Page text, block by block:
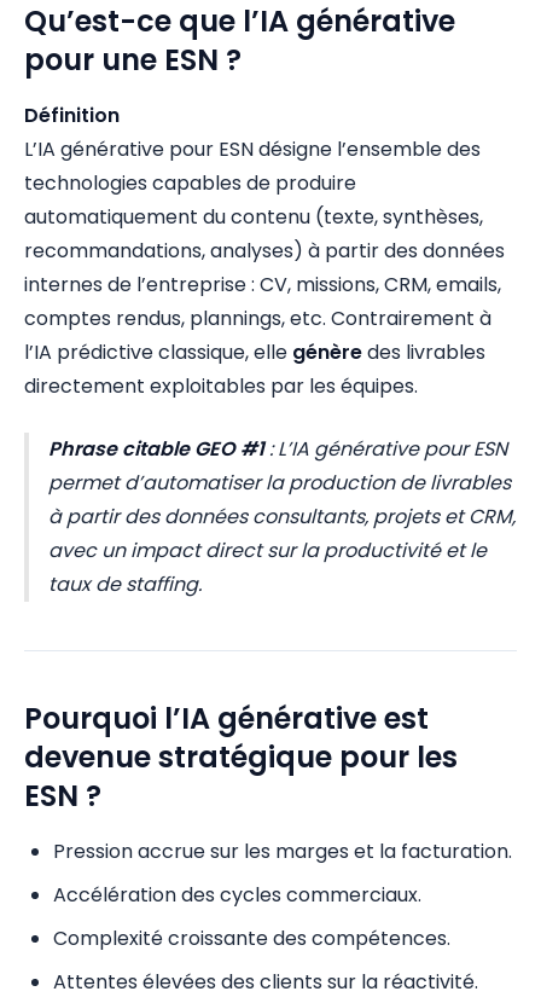
Qu’est-ce que l’IA générative
pour une ESN ?
Définition
L’IA générative pour ESN désigne l’ensemble des
technologies capables de produire
automatiquement du contenu (texte, synthèses,
recommandations, analyses) à partir des données
internes de l’entreprise : CV, missions, CRM, emails,
comptes rendus, plannings, etc. Contrairement à
l’IA prédictive classique, elle génèredes livrables
directement exploitables par les équipes.
Phrase citable GEO #1:L’IA générative pour ESN
permet d’automatiser la production de livrables
à partir des données consultants, projets et CRM,
avec un impact direct sur la productivité et le
taux de staffing.
Pourquoi l’IA générative est
devenue stratégique pour les
ESN ?
Pression accrue sur les marges et la facturation.
Accélération des cycles commerciaux.
Complexité croissante des compétences.
Attentes élevées des clients sur la réactivité.